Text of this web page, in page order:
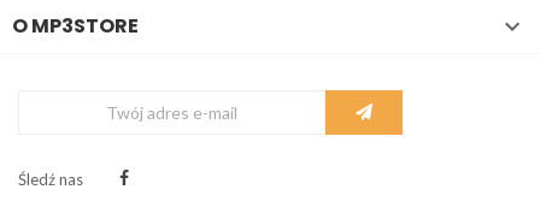
O MP3STORE 
Śledź nas